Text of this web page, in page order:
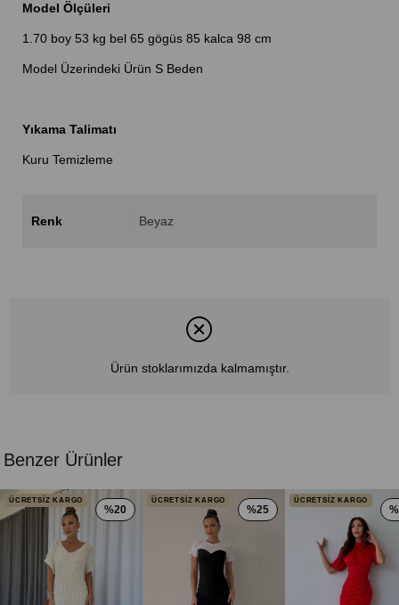
Model Ölçüleri
1.70 boy 53 kg bel 65 gögüs 85 kalca 98 cm
Model Üzerindeki Ürün S Beden
Yıkama Talimatı
Kuru Temizleme
Renk Beyaz
Ürün stoklarımızda kalmamıştır.
Benzer Ürünler
ÜCRETSİZ KARGO
%20
ÜCRETSİZ KARGO
%25
ÜCRETSİZ KARGO